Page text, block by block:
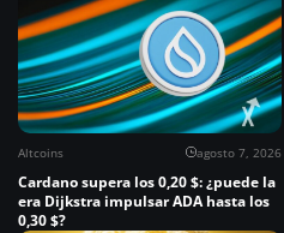
Altcoins agosto 7, 2026
Cardano supera los 0,20 $: ¿puede la
era Dijkstra impulsar ADA hasta los
0,30 $?